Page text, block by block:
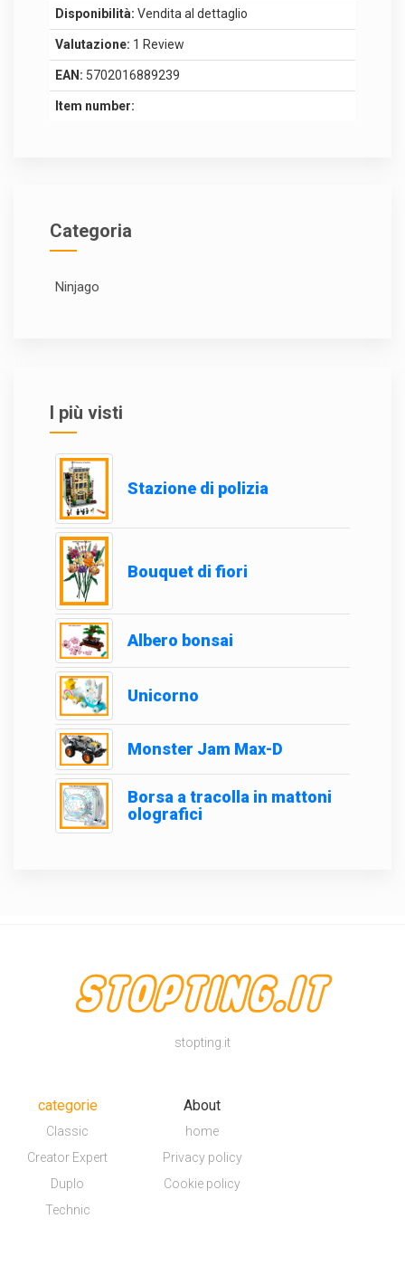
Disponibilità: Vendita al dettaglio
Valutazione: 1 Review
EAN: 5702016889239
Item number:
Categoria
Ninjago
I più visti
Stazione di polizia
Bouquet di fiori
Albero bonsai
Unicorno
Monster Jam Max-D
Borsa a tracolla in mattoni
olografici
stopting.it
categorie
Classic
Creator Expert
Duplo
Technic
About
home
Privacy policy
Cookie policy